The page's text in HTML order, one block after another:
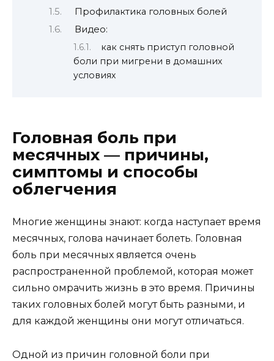
Профилактика головных болей
Видео:
как снять приступ головной
боли при мигрени в домашних
условиях
Головная боль при
месячных — причины,
симптомы и способы
облегчения
Многие женщины знают: когда наступает время
месячных, голова начинает болеть. Головная
боль при месячных является очень
распространенной проблемой, которая может
сильно омрачить жизнь в это время. Причины
таких головных болей могут быть разными, и
для каждой женщины они могут отличаться.
Одной из причин головной боли при